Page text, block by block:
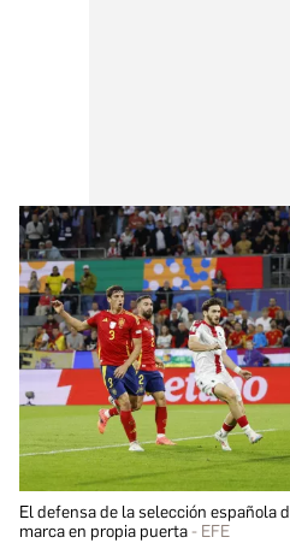
El defensa de la selección española
marca en propia puerta
EFE